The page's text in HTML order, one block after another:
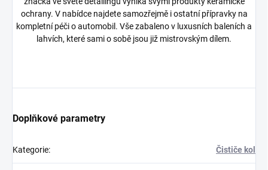
ochrany. V nabídce najdete samozřejmě i ostatní přípravky na
kompletní péči o automobil. Vše zabaleno v luxusních baleních a
lahvích, které sami o sobě jsou již mistrovským dílem.
Doplňkové parametry
Kategorie: Čističe kol